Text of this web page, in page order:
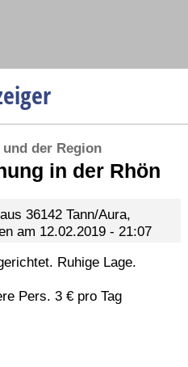
der Region
in der Rhön
36142 Tann/Aura,
am 12.02.2019 - 21:07
Ruhige Lage.
Pers. 3 € pro Tag